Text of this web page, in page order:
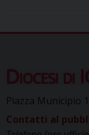
Diocesi di
Piazza Municipio
Contatti al